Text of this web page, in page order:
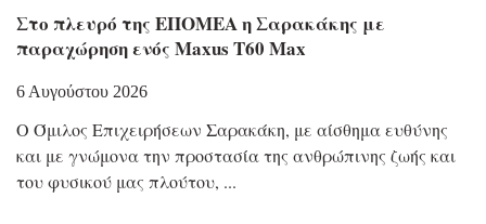
Στο πλευρό της ΕΠΟΜΕΑ η Σαρακάκης με
παραχώρηση ενός Maxus T60 Max
6 Αυγούστου 2026
Ο Όμιλος Επιχειρήσεων Σαρακάκη, με αίσθημα ευθύνης
και με γνώμονα την προστασία της ανθρώπινης ζωής και
του φυσικού μας πλούτου,